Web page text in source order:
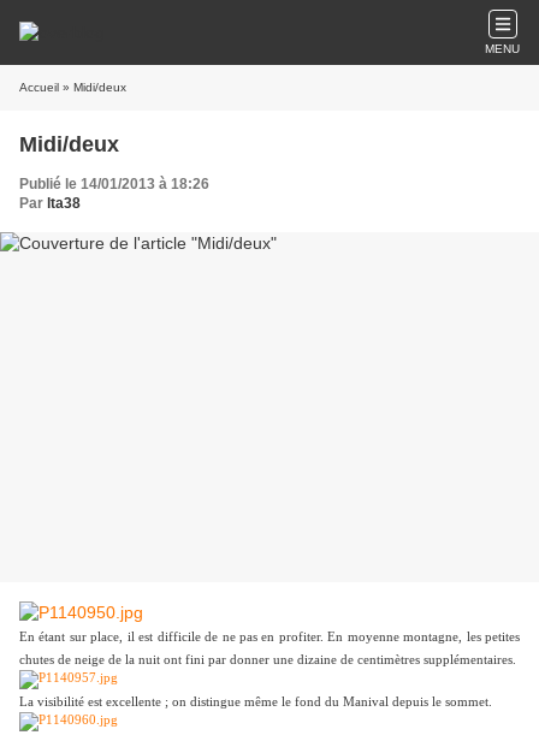
MENU
Accueil » Midi/deux
Midi/deux
Publié le 14/01/2013 à 18:26
Par lta38
En étant sur place, il est difficile de ne pas en profiter. En moyenne montagne, les petites
chutes de neige de la nuit ont fini par donner une dizaine de centimètres supplémentaires.
La visibilité est excellente ; on distingue même le fond du Manival depuis le sommet.